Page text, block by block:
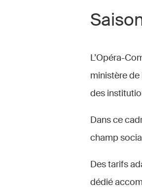
L’Opéra-
ministère de
des
Dans ce
champ
Des tarifs
dédié